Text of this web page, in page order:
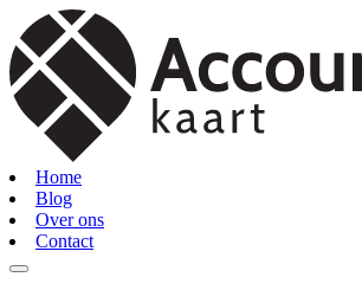
Home
Blog
Over ons
Contact